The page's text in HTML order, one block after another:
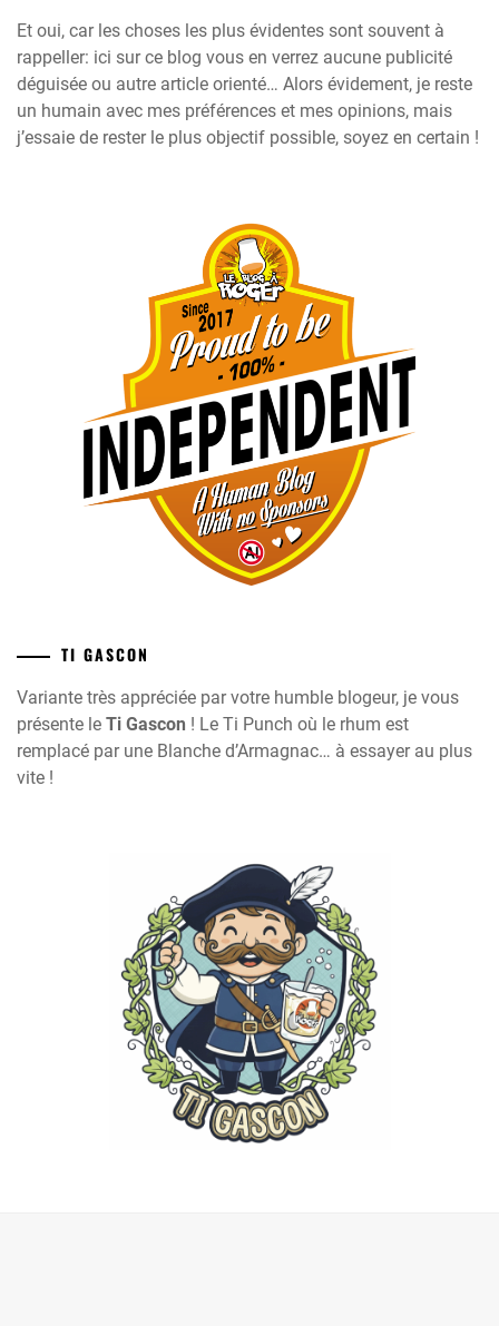
Et oui, car les choses les plus évidentes sont souvent à
rappeller: ici sur ce blog vous en verrez aucune publicité
déguisée ou autre article orienté… Alors évidement, je reste
un humain avec mes préférences et mes opinions, mais
j’essaie de rester le plus objectif possible, soyez en certain !
TI GASCON
Variante très appréciée par votre humble blogeur, je vous
présente le Ti Gascon ! Le Ti Punch où le rhum est
remplacé par une Blanche d’Armagnac… à essayer au plus
vite !